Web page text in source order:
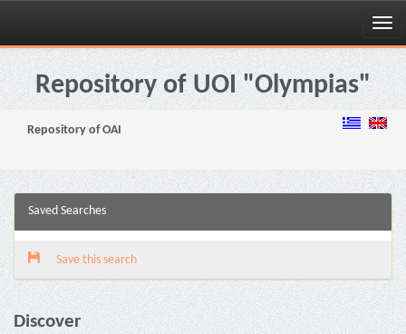
Skip
navigationRepository of UOI "Olympias"
Repository of OAI
Saved Searches
Save this search
Discover